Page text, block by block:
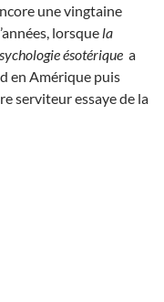
une vingtaine
lorsque la
ésotérique a
en Amérique puis
serviteur essaye de la